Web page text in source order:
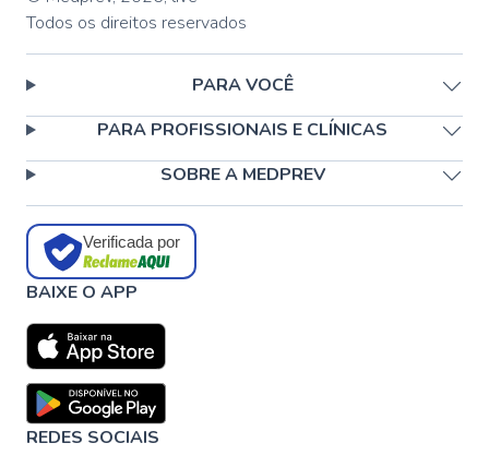
Todos os direitos reservados
PARA VOCÊ
PARA PROFISSIONAIS E CLÍNICAS
SOBRE A MEDPREV
Verificada por
BAIXE O APP
REDES SOCIAIS